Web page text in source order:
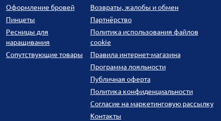
Оформление бровей
Пинцеты
Ресницы для
наращивания
Сопутствующие товары
Возвраты, жалобы и обмен
Партнёрство
Политика использования файлов
cookie
Правила интернет-магазина
Программа лояльности
Публичная оферта
Политика конфиденциальности
Согласие на маркетинговую рассылку
Контакты